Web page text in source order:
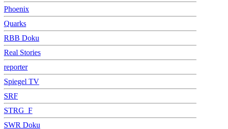
Phoenix
Quarks
RBB Doku
Real Stories
reporter
Spiegel TV
SRF
STRG_F
SWR Doku